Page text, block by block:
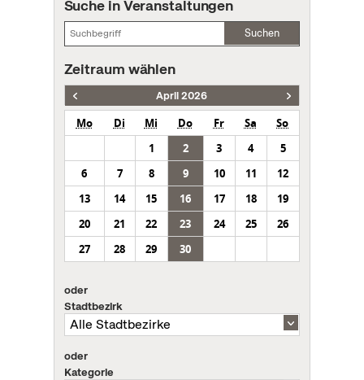
Suche in Veranstaltungen
Suchen
Zeitraum wählen
April 2026
Mo Di Mi Do Fr Sa
So
1
2 3 4
5
6
7 8 9 10 11
12
13
14 15 16 17 18
19
20
21 22 23 24 25
26
27
28 29 30
oder
Stadtbezirk
oder
Kategorie